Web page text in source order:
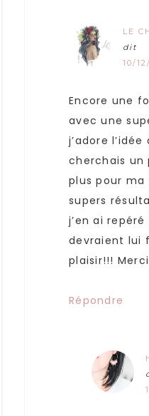
LE
dit
10/
Encore une
avec une
j’adore
cherchais un
plus pour ma
supers
j’en ai repéré
devraient lui
plaisir!!!
Répondre